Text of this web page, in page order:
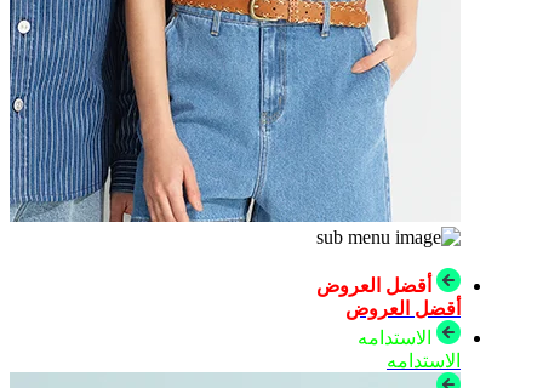
أقضل العروض
أقضل العروض
الاستدامه
الاستدامه